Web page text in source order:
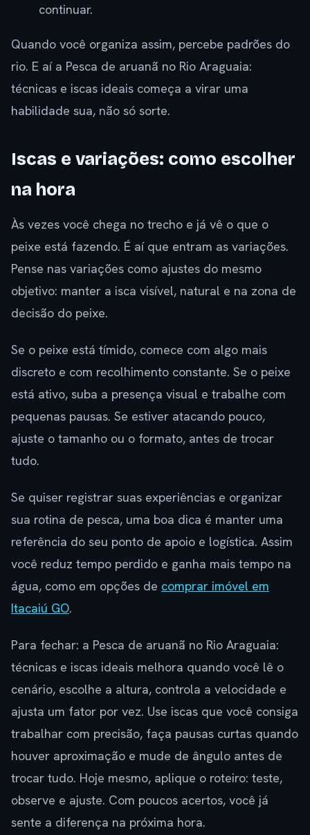
continuar.
Quando você organiza assim, percebe padrões do
rio. E aí a Pesca de aruanã no Rio Araguaia:
técnicas e iscas ideais começa a virar uma
habilidade sua, não só sorte.
Iscas e variações: como escolher
na hora
Às vezes você chega no trecho e já vê o que o
peixe está fazendo. É aí que entram as variações.
Pense nas variações como ajustes do mesmo
objetivo: manter a isca visível, natural e na zona de
decisão do peixe.
Se o peixe está tímido, comece com algo mais
discreto e com recolhimento constante. Se o peixe
está ativo, suba a presença visual e trabalhe com
pequenas pausas. Se estiver atacando pouco,
ajuste o tamanho ou o formato, antes de trocar
tudo.
Se quiser registrar suas experiências e organizar
sua rotina de pesca, uma boa dica é manter uma
referência do seu ponto de apoio e logística. Assim
você reduz tempo perdido e ganha mais tempo na
água, como em opções de comprar imóvel em
Itacaiú GO.
Para fechar: a Pesca de aruanã no Rio Araguaia:
técnicas e iscas ideais melhora quando você lê o
cenário, escolhe a altura, controla a velocidade e
ajusta um fator por vez. Use iscas que você consiga
trabalhar com precisão, faça pausas curtas quando
houver aproximação e mude de ângulo antes de
trocar tudo. Hoje mesmo, aplique o roteiro: teste,
observe e ajuste. Com poucos acertos, você já
sente a diferença na próxima hora.